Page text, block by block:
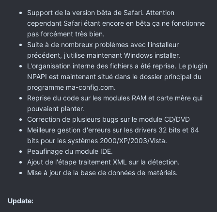
Support de la version bêta de Safari. Attention
cependant Safari étant encore en bêta ça ne fonctionne
pas forcément très bien.
Suite à de nombreux problèmes avec l'installeur
précédent, j'utilise maintenant Windows installer.
L'organisation interne des fichiers a été reprise. Le plugin
NPAPI est maintenant situé dans le dossier principal du
programme ma-config.com.
Reprise du code sur les modules RAM et carte mère qui
pouvaient planter.
Correction de plusieurs bugs sur le module CD/DVD
Meilleure gestion d'erreurs sur les drivers 32 bits et 64
bits pour les systèmes 2000/XP/2003/Vista.
Peaufinage du module IDE.
Ajout de l'étape traitement XML sur la détection.
Mise à jour de la base de données de matériels.
Update: